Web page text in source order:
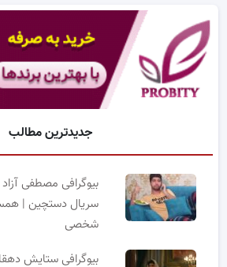
جدیدترین مطالب
بیوگرافی مصطفی
سریال دستچین |
شخصی
بیوگرافی ستایش